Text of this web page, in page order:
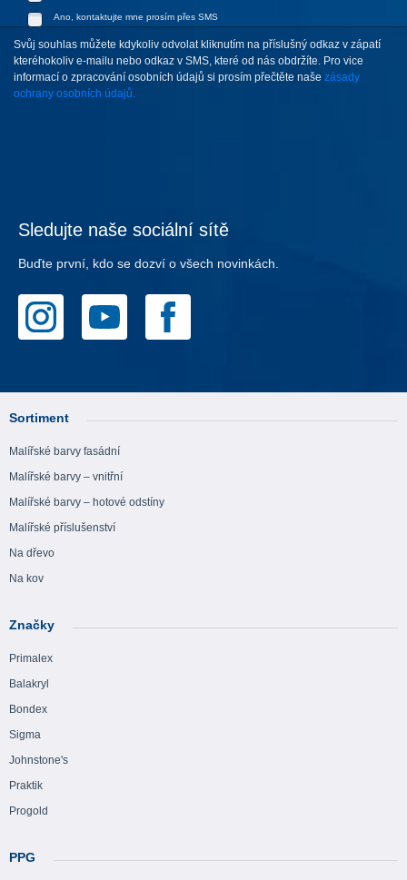
Ano, kontaktujte mne prosím přes SMS
Svůj souhlas můžete kdykoliv odvolat kliknutím na příslušný odkaz v zápatí
kteréhokoliv e-mailu nebo odkaz v SMS, které od nás obdržíte. Pro vice
informací o zpracování osobních údajů si prosím přečtěte naše zásady
ochrany osobních údajů.
Sledujte naše sociální sítě
Buďte první, kdo se dozví o všech novinkách.
Sortiment
Malířské barvy fasádní
Malířské barvy – vnitřní
Malířské barvy – hotové odstíny
Malířské příslušenství
Na dřevo
Na kov
Značky
Primalex
Balakryl
Bondex
Sigma
Johnstone's
Praktik
Progold
PPG